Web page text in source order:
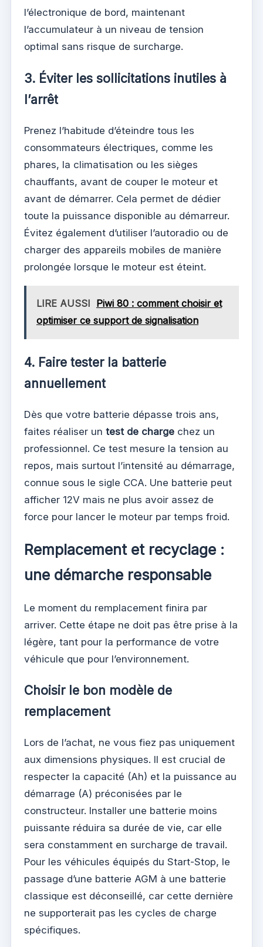
l’électronique de bord, maintenant
l’accumulateur à un niveau de tension
optimal sans risque de surcharge.
3. Éviter les sollicitations inutiles à
l’arrêt
Prenez l’habitude d’éteindre tous les
consommateurs électriques, comme les
phares, la climatisation ou les sièges
chauffants, avant de couper le moteur et
avant de démarrer. Cela permet de dédier
toute la puissance disponible au démarreur.
Évitez également d’utiliser l’autoradio ou de
charger des appareils mobiles de manière
prolongée lorsque le moteur est éteint.
LIRE AUSSI Piwi 80 : comment choisir et
optimiser ce support de signalisation
4. Faire tester la batterie
annuellement
Dès que votre batterie dépasse trois ans,
faites réaliser un test de charge chez un
professionnel. Ce test mesure la tension au
repos, mais surtout l’intensité au démarrage,
connue sous le sigle CCA. Une batterie peut
afficher 12V mais ne plus avoir assez de
force pour lancer le moteur par temps froid.
Remplacement et recyclage :
une démarche responsable
Le moment du remplacement finira par
arriver. Cette étape ne doit pas être prise à la
légère, tant pour la performance de votre
véhicule que pour l’environnement.
Choisir le bon modèle de
remplacement
Lors de l’achat, ne vous fiez pas uniquement
aux dimensions physiques. Il est crucial de
respecter la capacité (Ah) et la puissance au
démarrage (A) préconisées par le
constructeur. Installer une batterie moins
puissante réduira sa durée de vie, car elle
sera constamment en surcharge de travail.
Pour les véhicules équipés du Start-Stop, le
passage d’une batterie AGM à une batterie
classique est déconseillé, car cette dernière
ne supporterait pas les cycles de charge
spécifiques.